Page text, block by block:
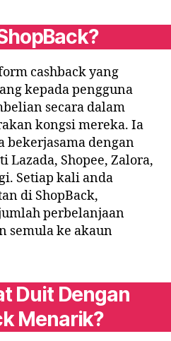
cashback yang
kepada pengguna
secara dalam
kongsi mereka. Ia
bekerjasama dengan
Lazada, Shopee, Zalora,
Setiap kali anda
di ShopBack,
perbelanjaan
semula ke akaun
Duit Dengan
Menarik?